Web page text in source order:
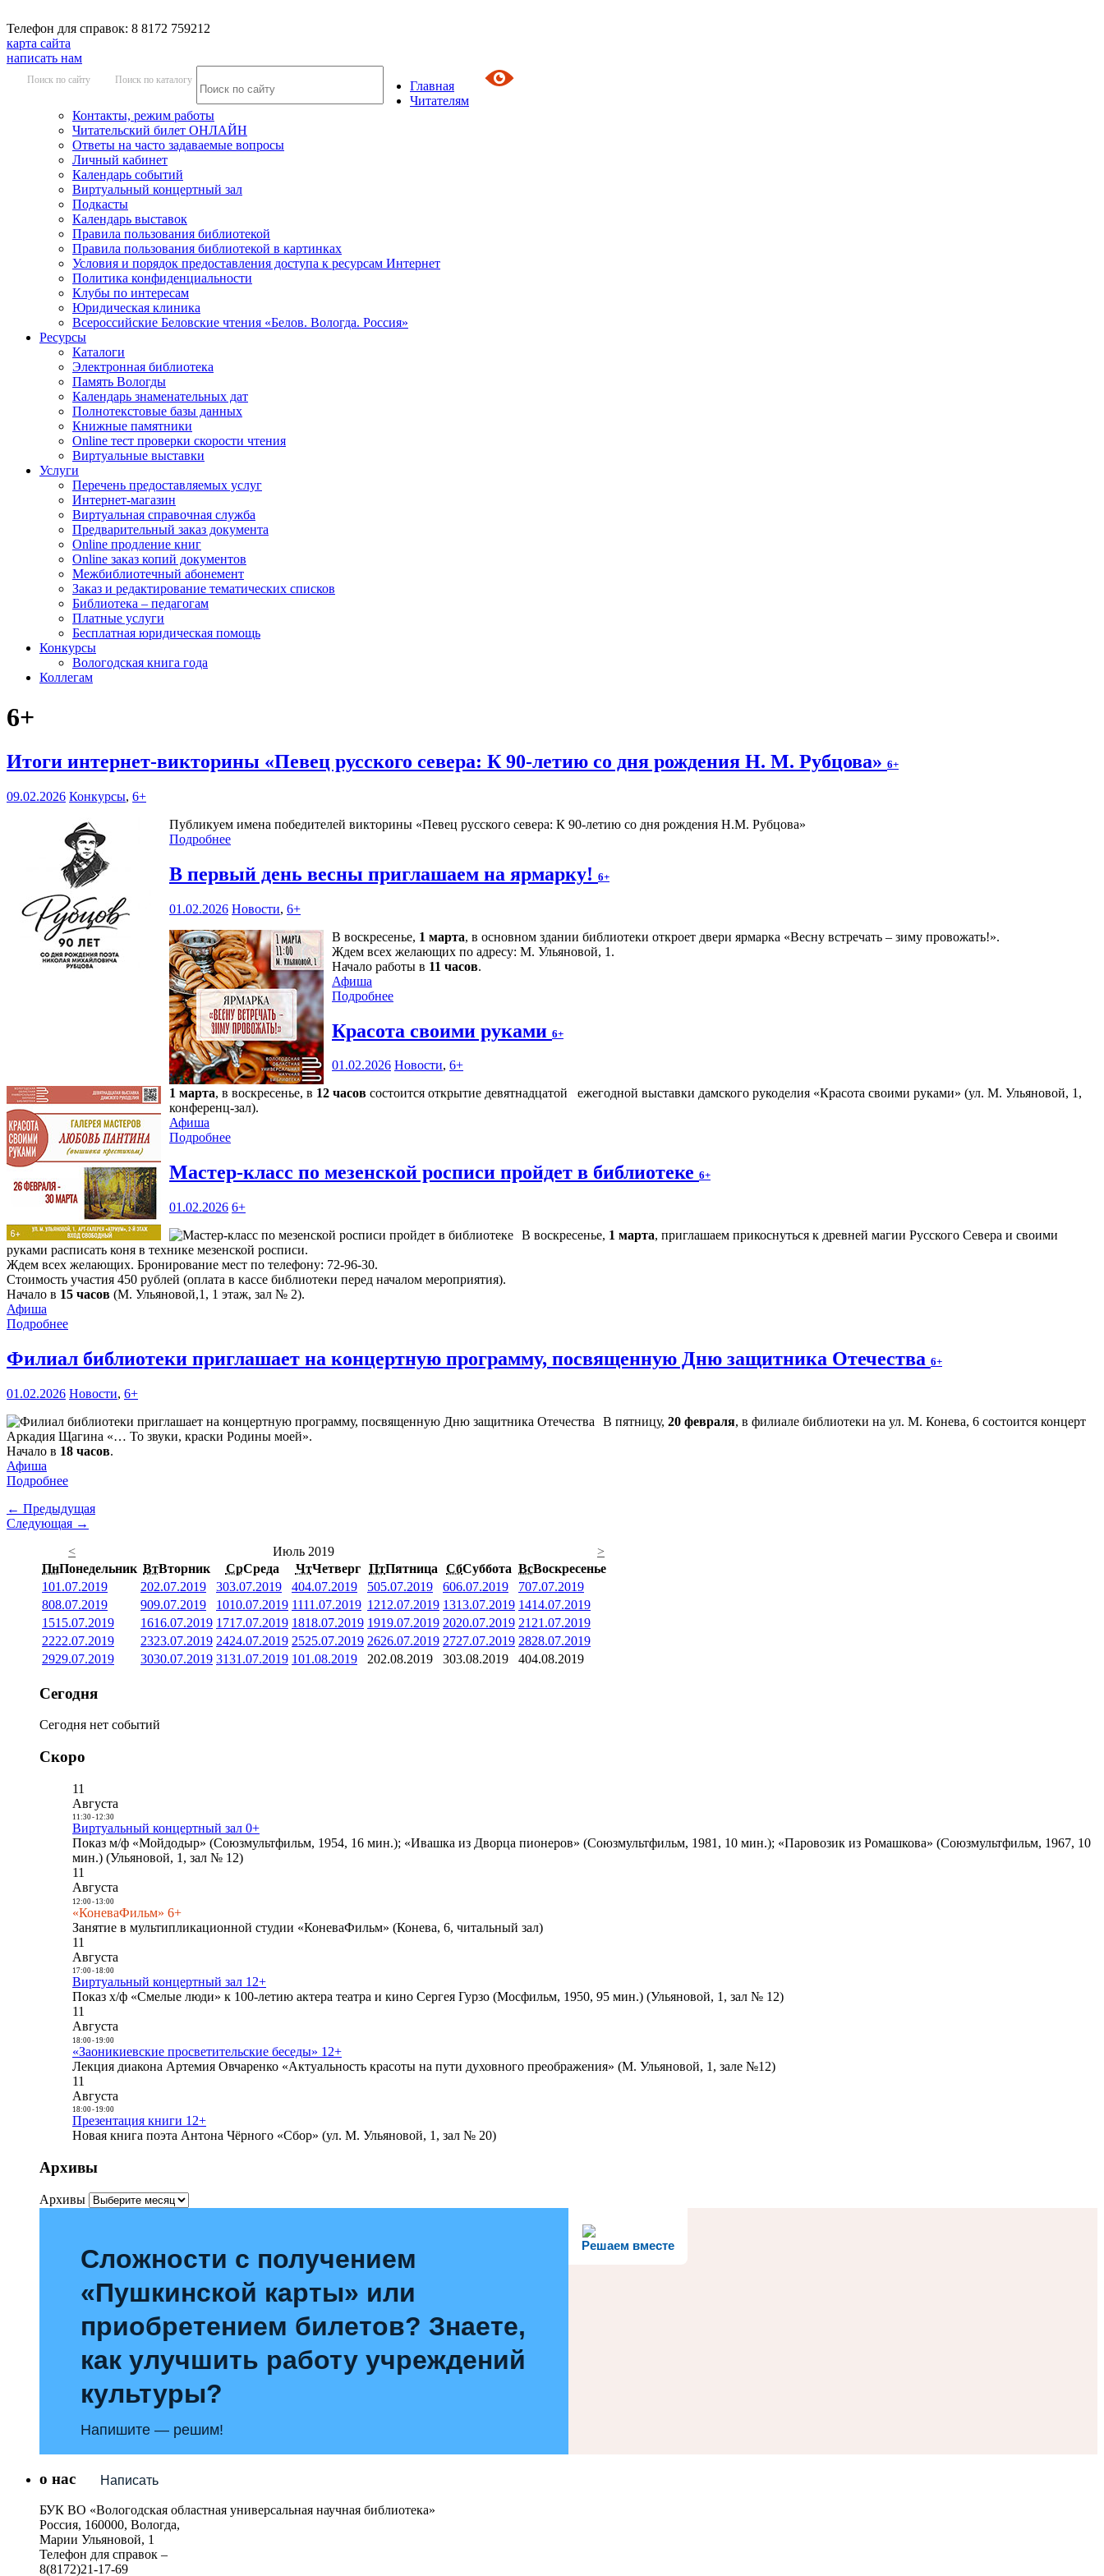
Телефон для справок: 8 8172 759212
карта сайта
написать нам
Поиск по сайту Поиск по каталогу
Главная
Читателям
Контакты, режим работы
Читательский билет ОНЛАЙН
Ответы на часто задаваемые вопросы
Личный кабинет
Календарь событий
Виртуальный концертный зал
Подкасты
Календарь выставок
Правила пользования библиотекой
Правила пользования библиотекой в картинках
Условия и порядок предоставления доступа к ресурсам Интернет
Политика конфиденциальности
Клубы по интересам
Юридическая клиника
Всероссийские Беловские чтения «Белов. Вологда. Россия»
Ресурсы
Каталоги
Электронная библиотека
Память Вологды
Календарь знаменательных дат
Полнотекстовые базы данных
Книжные памятники
Online тест проверки скорости чтения
Виртуальные выставки
Услуги
Перечень предоставляемых услуг
Интернет-магазин
Виртуальная справочная служба
Предварительный заказ документа
Online продление книг
Online заказ копий документов
Межбиблиотечный абонемент
Заказ и редактирование тематических списков
Библиотека – педагогам
Платные услуги
Бесплатная юридическая помощь
Конкурсы
Вологодская книга года
Коллегам
6+
Итоги интернет-викторины «Певец русского севера: К 90-летию со дня рождения Н. М. Рубцова» 6+
09.02.2026 Конкурсы, 6+
Публикуем имена победителей викторины «Певец русского севера: К 90-летию со дня рождения Н.М. Рубцова»
Подробнее
В первый день весны приглашаем на ярмарку! 6+
01.02.2026 Новости, 6+
В воскресенье, 1 марта, в основном здании библиотеки откроет двери ярмарка «Весну встречать – зиму провожать!».
Ждем всех желающих по адресу: М. Ульяновой, 1.
Начало работы в 11 часов.
Афиша
Подробнее
Красота своими руками 6+
01.02.2026 Новости, 6+
1 марта, в воскресенье, в 12 часов состоится открытие девятнадцатой ежегодной выставки дамского рукоделия «Красота своими руками» (ул. М. Ульяновой, 1,
конференц-зал).
Афиша
Подробнее
Мастер-класс по мезенской росписи пройдет в библиотеке 6+
01.02.2026 6+
В воскресенье, 1 марта, приглашаем прикоснуться к древней магии Русского Севера и своими
руками расписать коня в технике мезенской росписи.
Ждем всех желающих. Бронирование мест по телефону: 72-96-30.
Стоимость участия 450 рублей (оплата в кассе библиотеки перед началом мероприятия).
Начало в 15 часов (М. Ульяновой,1, 1 этаж, зал № 2).
Афиша
Подробнее
Филиал библиотеки приглашает на концертную программу, посвященную Дню защитника Отечества 6+
01.02.2026 Новости, 6+
В пятницу, 20 февраля, в филиале библиотеки на ул. М. Конева, 6 состоится концерт
Аркадия Щагина «… То звуки, краски Родины моей».
Начало в 18 часов.
Афиша
Подробнее
← Предыдущая
Следующая →
<
Июль 2019
>
ПнПонедельник ВтВторник СрСреда ЧтЧетверг ПтПятница СбСуббота ВсВоскресенье
101.07.2019 202.07.2019 303.07.2019 404.07.2019 505.07.2019 606.07.2019 707.07.2019
808.07.2019 909.07.2019 1010.07.2019 1111.07.2019 1212.07.2019 1313.07.2019 1414.07.2019
1515.07.2019 1616.07.2019 1717.07.2019 1818.07.2019 1919.07.2019 2020.07.2019 21 21.07.2019
2222.07.2019 2323.07.2019 2424.07.2019 2525.07.2019 2626.07.2019 2727.07.2019 2828.07.2019
2929.07.2019 3030.07.2019 3131.07.2019 101.08.2019 202.08.2019 303.08.2019 404.08.2019
Сегодня
Сегодня нет событий
Скоро
11
Августа
11:30- 12:30
Виртуальный концертный зал 0+
Показ м/ф «Мойдодыр» (Союзмультфильм, 1954, 16 мин.); «Ивашка из Дворца пионеров» (Союзмультфильм, 1981, 10 мин.); «Паровозик из Ромашкова» (Союзмультфильм, 1967, 10
мин.) (Ульяновой, 1, зал № 12)
11
Августа
12:00- 13:00
«КоневаФильм» 6+
Занятие в мультипликационной студии «КоневаФильм» (Конева, 6, читальный зал)
11
Августа
17:00- 18:00
Виртуальный концертный зал 12+
Показ х/ф «Смелые люди» к 100-летию актера театра и кино Сергея Гурзо (Мосфильм, 1950, 95 мин.) (Ульяновой, 1, зал № 12)
11
Августа
18:00- 19:00
«Заоникиевские просветительские беседы» 12+
Лекция диакона Артемия Овчаренко «Актуальность красоты на пути духовного преображения» (М. Ульяновой, 1, зале №12)
11
Августа
18:00- 19:00
Презентация книги 12+
Новая книга поэта Антона Чёрного «Сбор» (ул. М. Ульяновой, 1, зал № 20)
Архивы
Архивы
Решаем вместе
Сложности с получением
«Пушкинской карты» или
приобретением билетов? Знаете,
как улучшить работу учреждений
культуры?
Напишите — решим!
Написать
о нас
БУК ВО «Вологодская областная универсальная научная библиотека»
Россия, 160000, Вологда,
Марии Ульяновой, 1
Телефон для справок –
8(8172)21-17-69